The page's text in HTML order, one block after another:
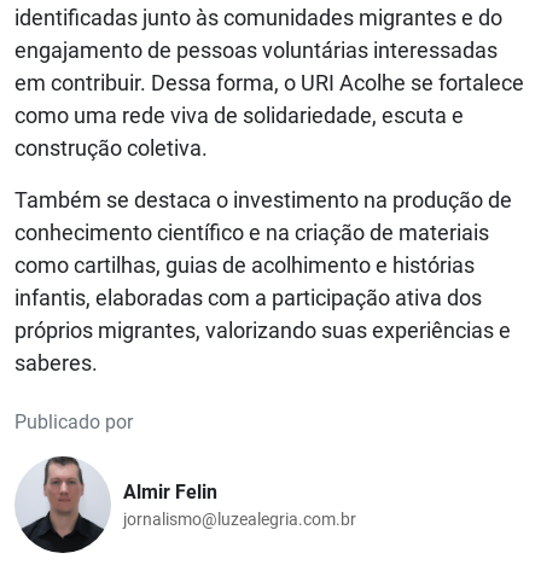
identificadas junto às comunidades migrantes e do
engajamento de pessoas voluntárias interessadas
em contribuir. Dessa forma, o URI Acolhe se fortalece
como uma rede viva de solidariedade, escuta e
construção coletiva.
Também se destaca o investimento na produção de
conhecimento científico e na criação de materiais
como cartilhas, guias de acolhimento e histórias
infantis, elaboradas com a participação ativa dos
próprios migrantes, valorizando suas experiências e
saberes.
Publicado por
Almir Felin
jornalismo@luzealegria.com.br